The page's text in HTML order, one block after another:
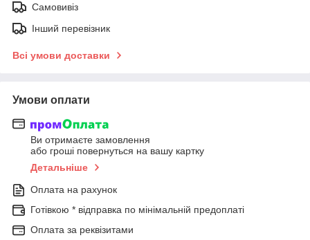
Самовивіз
Інший перевізник
Всі умови доставки
Умови оплати
Ви отримаєте замовлення
або гроші повернуться на вашу картку
Детальніше
Оплата на рахунок
Готівкою * відправка по мінімальній предоплаті
Оплата за реквізитами